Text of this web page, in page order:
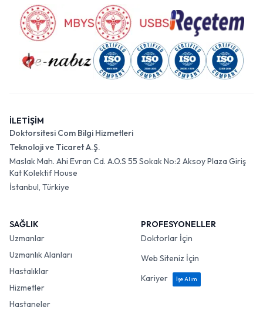
İLETİŞİM
Doktorsitesi Com Bilgi Hizmetleri
Teknoloji ve Ticaret A.Ş.
Maslak Mah. Ahi Evran Cd. A.O.S 55 Sokak No:2 Aksoy Plaza Giriş
Kat Kolektif House
İstanbul, Türkiye
SAĞLIK
Uzmanlar
Uzmanlık Alanları
Hastalıklar
Hizmetler
Hastaneler
PROFESYONELLER
Doktorlar İçin
Web Siteniz İçin
Kariyer
İşe Alım